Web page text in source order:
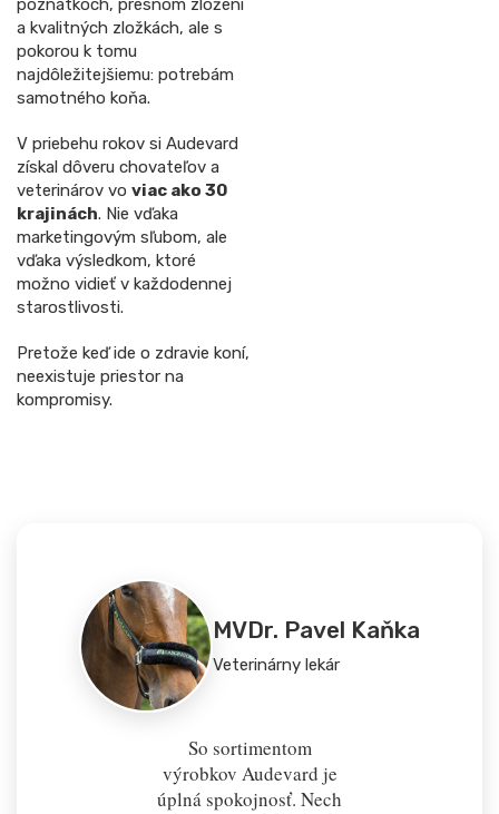
poznatkoch, presnom zložení
a kvalitných zložkách, ale s
pokorou k tomu
najdôležitejšiemu: potrebám
samotného koňa.
V priebehu rokov si Audevard
získal dôveru chovateľov a
veterinárov vo viac ako 30
krajinách. Nie vďaka
marketingovým sľubom, ale
vďaka výsledkom, ktoré
možno vidieť v každodennej
starostlivosti.
Pretože keď ide o zdravie koní,
neexistuje priestor na
kompromisy.
MVDr. Pavel Kaňka
Veterinárny lekár
So sortimentom
výrobkov Audevard je
úplná spokojnosť. Nech